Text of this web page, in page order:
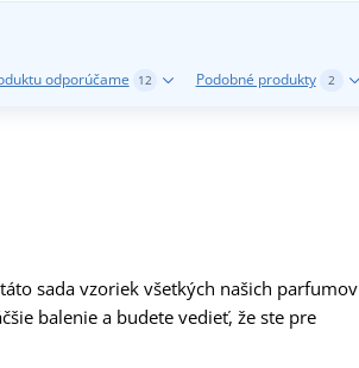
odporúčame 12 Podobné produkty 2
sada vzoriek všetkých našich parfumov
balenie a budete vedieť, že ste pre